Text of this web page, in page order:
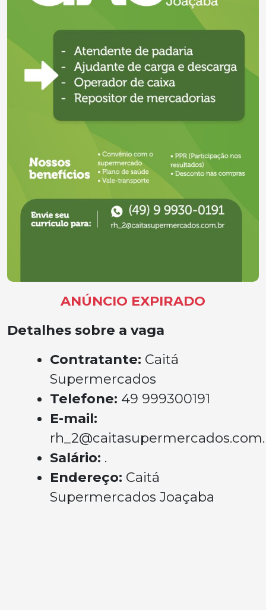
ANÚNCIO EXPIRADO
Detalhes sobre a vaga
Contratante: Caitá
Supermercados
Telefone: 49 999300191
E-mail:
Salário: .
Endereço: Caitá
Supermercados Joaçaba